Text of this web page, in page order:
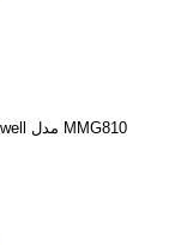
مشخصات, قیمت و خرید رله هانیول Honeywell مدل MMG810